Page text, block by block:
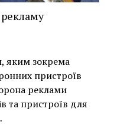
яким зокрема
пристроїв
реклами
та пристроїв для